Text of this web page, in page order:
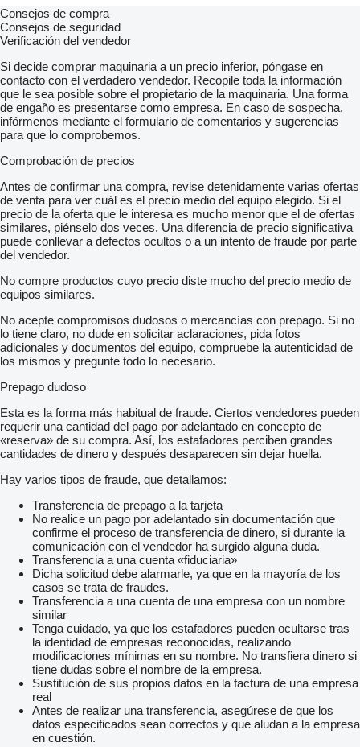
Consejos de compra
Consejos de seguridad
Verificación del vendedor
Si decide comprar maquinaria a un precio inferior, póngase en
contacto con el verdadero vendedor. Recopile toda la información
que le sea posible sobre el propietario de la maquinaria. Una forma
de engaño es presentarse como empresa. En caso de sospecha,
infórmenos mediante el formulario de comentarios y sugerencias
para que lo comprobemos.
Comprobación de precios
Antes de confirmar una compra, revise detenidamente varias ofertas
de venta para ver cuál es el precio medio del equipo elegido. Si el
precio de la oferta que le interesa es mucho menor que el de ofertas
similares, piénselo dos veces. Una diferencia de precio significativa
puede conllevar a defectos ocultos o a un intento de fraude por parte
del vendedor.
No compre productos cuyo precio diste mucho del precio medio de
equipos similares.
No acepte compromisos dudosos o mercancías con prepago. Si no
lo tiene claro, no dude en solicitar aclaraciones, pida fotos
adicionales y documentos del equipo, compruebe la autenticidad de
los mismos y pregunte todo lo necesario.
Prepago dudoso
Esta es la forma más habitual de fraude. Ciertos vendedores pueden
requerir una cantidad del pago por adelantado en concepto de
«reserva» de su compra. Así, los estafadores perciben grandes
cantidades de dinero y después desaparecen sin dejar huella.
Hay varios tipos de fraude, que detallamos:
Transferencia de prepago a la tarjeta
No realice un pago por adelantado sin documentación que
confirme el proceso de transferencia de dinero, si durante la
comunicación con el vendedor ha surgido alguna duda.
Transferencia a una cuenta «fiduciaria»
Dicha solicitud debe alarmarle, ya que en la mayoría de los
casos se trata de fraudes.
Transferencia a una cuenta de una empresa con un nombre
similar
Tenga cuidado, ya que los estafadores pueden ocultarse tras
la identidad de empresas reconocidas, realizando
modificaciones mínimas en su nombre. No transfiera dinero si
tiene dudas sobre el nombre de la empresa.
Sustitución de sus propios datos en la factura de una empresa
real
Antes de realizar una transferencia, asegúrese de que los
datos especificados sean correctos y que aludan a la empresa
en cuestión.